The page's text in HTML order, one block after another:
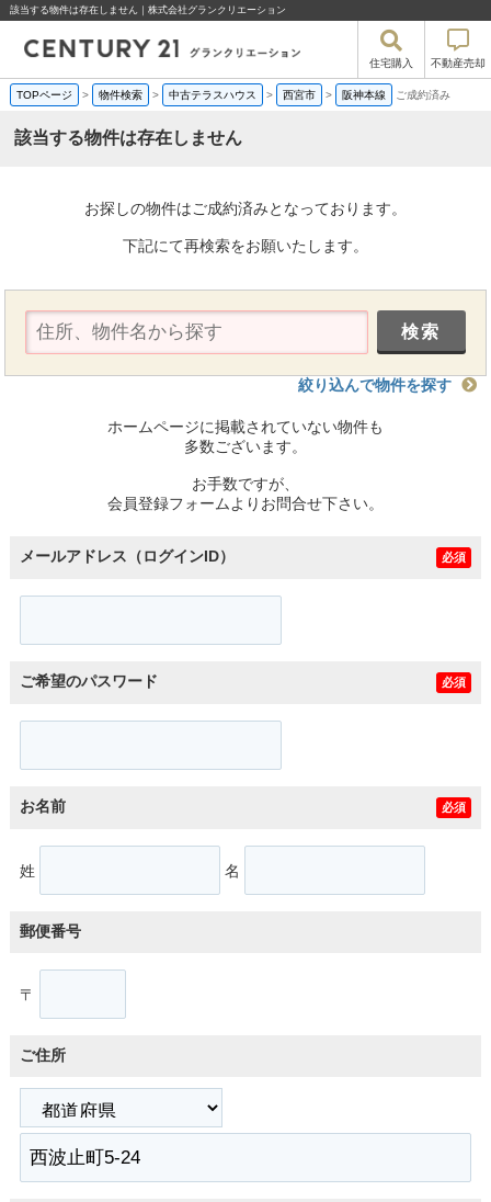
該当する物件は存在しません｜株式会社グランクリエーション
住宅購入 不動産売却
TOPページ > 物件検索 > 中古テラスハウス > 西宮市 > 阪神本線 ご成約済み
該当する物件は存在しません
お探しの物件はご成約済みとなっております。
下記にて再検索をお願いたします。
絞り込んで物件を探す
ホームページに掲載されていない物件も
多数ございます。
お手数ですが、
会員登録フォームよりお問合せ下さい。
メールアドレス（ログインID） 必須
ご希望のパスワード 必須
お名前 必須
姓 名
郵便番号
〒
ご住所